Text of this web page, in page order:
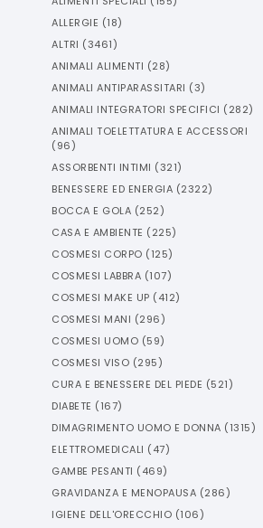
ALLERGIE (18)
ALTRI (3461)
ANIMALI ALIMENTI (28)
ANIMALI ANTIPARASSITARI (3)
ANIMALI INTEGRATORI SPECIFICI (282)
ANIMALI TOELETTATURA E ACCESSORI
(96)
ASSORBENTI INTIMI (321)
BENESSERE ED ENERGIA (2322)
BOCCA E GOLA (252)
CASA E AMBIENTE (225)
COSMESI CORPO (125)
COSMESI LABBRA (107)
COSMESI MAKE UP (412)
COSMESI MANI (296)
COSMESI UOMO (59)
COSMESI VISO (295)
CURA E BENESSERE DEL PIEDE (521)
DIABETE (167)
DIMAGRIMENTO UOMO E DONNA (1315)
ELETTROMEDICALI (47)
GAMBE PESANTI (469)
GRAVIDANZA E MENOPAUSA (286)
IGIENE DELL'ORECCHIO (106)